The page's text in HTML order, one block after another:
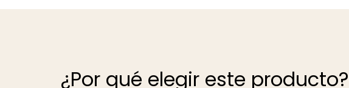
¿Por qué elegir este producto?